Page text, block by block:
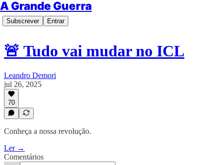
A Grande Guerra
Subscrever Entrar
🚨 Tudo vai mudar no ICL
Leandro Demori
jul 26, 2025
70
Conheça a nossa revolução.
Ler →
Comentários